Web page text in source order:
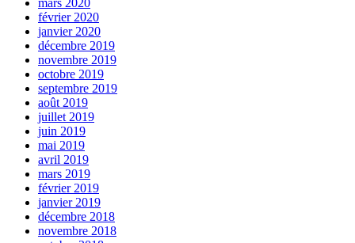
mars 2020
février 2020
janvier 2020
décembre 2019
novembre 2019
octobre 2019
septembre 2019
août 2019
juillet 2019
juin 2019
mai 2019
avril 2019
mars 2019
février 2019
janvier 2019
décembre 2018
novembre 2018